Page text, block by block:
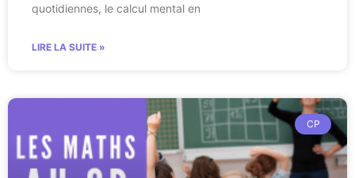
quotidiennes, le calcul mental en
LIRE LA SUITE »
CP